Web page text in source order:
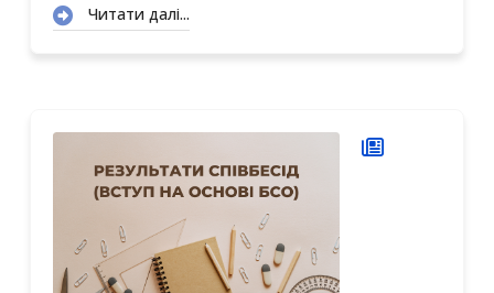
Читати далі...